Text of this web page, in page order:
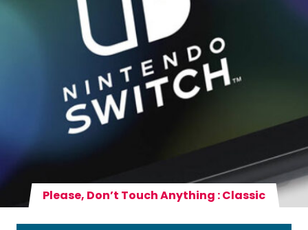
Please, Don’t Touch Anything : Classic